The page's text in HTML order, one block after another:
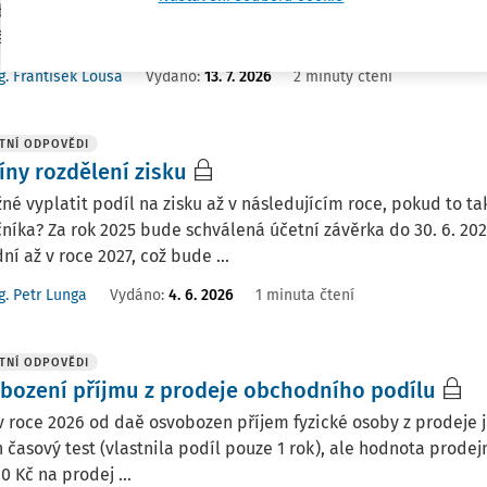
A jelikož jsme na zálohách zaplatili více, vznikl nám
Teď, když ...
František Louša Vydáno:13. 7. 2026 2 minuty čtení
ODPOVĚDI
rozdělení zisku
vyplatit podíl na zisku až v následujícím roce, pokud to
Za rok 2025 bude schválená účetní závěrka do 30. 6.
až v roce 2027, což bude ...
Petr Lunga Vydáno: 4. 6. 2026 1 minuta čtení
ODPOVĚDI
příjmu z prodeje obchodního podílu
roce 2026 od daě osvobozen příjem fyzické osoby z
časový test (vlastnila podíl pouze 1 rok), ale hodnota
Kč na prodej ...